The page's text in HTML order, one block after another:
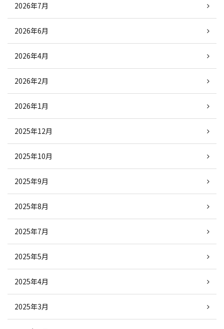
2026年7月
2026年6月
2026年4月
2026年2月
2026年1月
2025年12月
2025年10月
2025年9月
2025年8月
2025年7月
2025年5月
2025年4月
2025年3月